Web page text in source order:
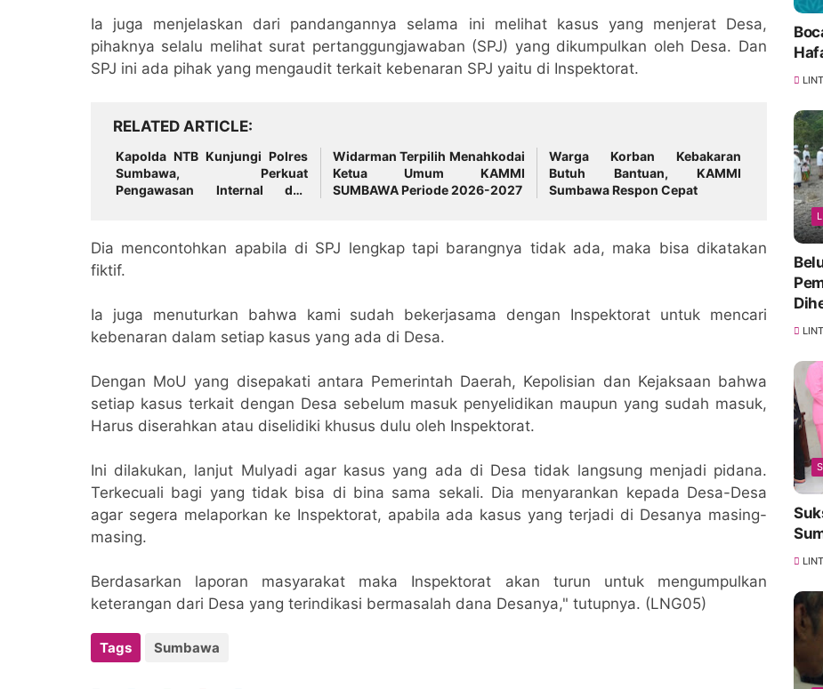
Ia juga menjelaskan dari pandangannya selama ini melihat kasus yang menjerat Desa,
pihaknya selalu melihat surat pertanggungjawaban (SPJ) yang dikumpulkan oleh Desa. Dan
SPJ ini ada pihak yang mengaudit terkait kebenaran SPJ yaitu di Inspektorat.
RELATED ARTICLE
Kapolda NTB Kunjungi Polres
Sumbawa, Perkuat
Pengawasan Internal dan
Widarman Terpilih Menahkodai
Ketua Umum KAMMI
SUMBAWA Periode 2026-2027
Warga Korban Kebakaran
Butuh Bantuan, KAMMI
Sumbawa Respon Cepat
Dia mencontohkan apabila di SPJ lengkap tapi barangnya tidak ada, maka bisa dikatakan
fiktif.
Ia juga menuturkan bahwa kami sudah bekerjasama dengan Inspektorat untuk mencari
kebenaran dalam setiap kasus yang ada di Desa.
Dengan MoU yang disepakati antara Pemerintah Daerah, Kepolisian dan Kejaksaan bahwa
setiap kasus terkait dengan Desa sebelum masuk penyelidikan maupun yang sudah masuk,
Harus diserahkan atau diselidiki khusus dulu oleh Inspektorat.
Ini dilakukan, lanjut Mulyadi agar kasus yang ada di Desa tidak langsung menjadi pidana.
Terkecuali bagi yang tidak bisa di bina sama sekali. Dia menyarankan kepada Desa-Desa
agar segera melaporkan ke Inspektorat, apabila ada kasus yang terjadi di Desanya masing-
masing.
Berdasarkan laporan masyarakat maka Inspektorat akan turun untuk mengumpulkan
keterangan dari Desa yang terindikasi bermasalah dana Desanya," tutupnya. (LNG05)
Tags Sumbawa